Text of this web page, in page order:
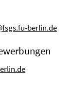
berlin.de